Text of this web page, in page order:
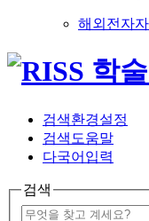
해외전자
검색환경설정
검색도움말
다국어입력
검색